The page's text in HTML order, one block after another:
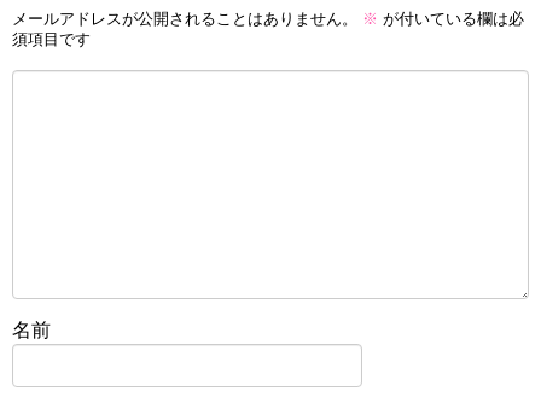
メールアドレスが公開されることはありません。 ※ が付いている欄は必
須項目です
名前